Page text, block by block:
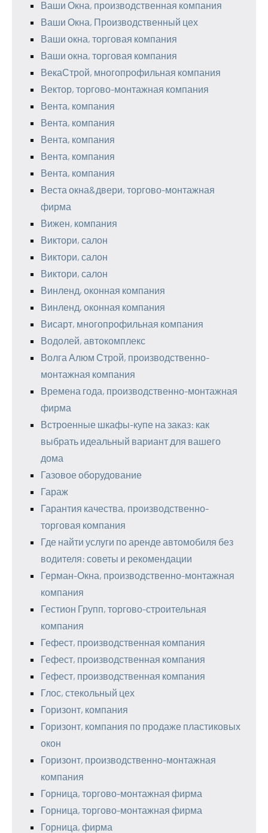
Ваши Окна, производственная компания
Ваши Окна, Производственный цех
Ваши окна, торговая компания
Ваши окна, торговая компания
ВекаСтрой, многопрофильная компания
Вектор, торгово-монтажная компания
Вента, компания
Вента, компания
Вента, компания
Вента, компания
Вента, компания
Веста окна&двери, торгово-монтажная
фирма
Вижен, компания
Виктори, салон
Виктори, салон
Виктори, салон
Винленд, оконная компания
Винленд, оконная компания
Висарт, многопрофильная компания
Водолей, автокомплекс
Волга Алюм Строй, производственно-
монтажная компания
Времена года, производственно-монтажная
фирма
Встроенные шкафы-купе на заказ: как
выбрать идеальный вариант для вашего
дома
Газовое оборудование
Гараж
Гарантия качества, производственно-
торговая компания
Где найти услуги по аренде автомобиля без
водителя: советы и рекомендации
Герман-Окна, производственно-монтажная
компания
Гестион Групп, торгово-строительная
компания
Гефест, производственная компания
Гефест, производственная компания
Гефест, производственная компания
Глос, стекольный цех
Горизонт, компания
Горизонт, компания по продаже пластиковых
окон
Горизонт, производственно-монтажная
компания
Горница, торгово-монтажная фирма
Горница, торгово-монтажная фирма
Горница, фирма